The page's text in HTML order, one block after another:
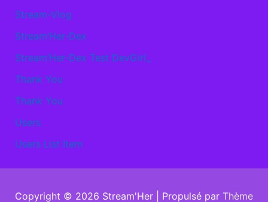
Stream-Vlog
Stream’Her-Dex
Stream’Her-Dex Test DevGirl_
Thank You
Thank You
Users
Users List Item
Copyright © 2026 Stream'Her | Propulsé par Thème